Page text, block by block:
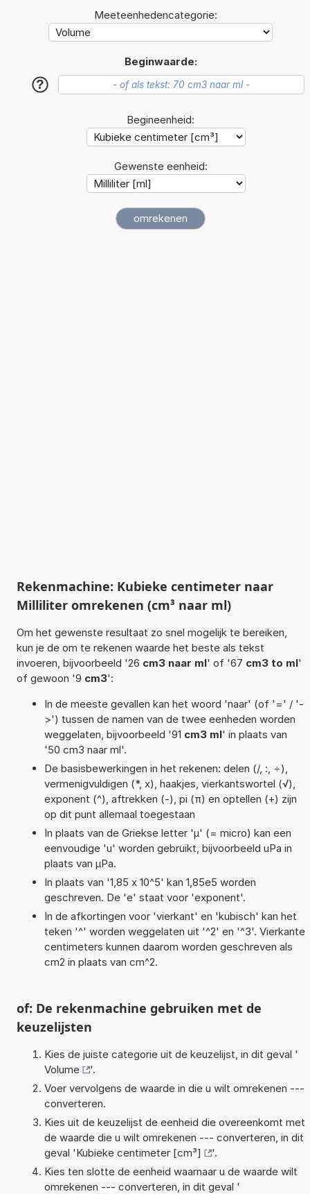
Meeteenhedencategorie:
Beginwaarde:
?
Begineenheid:
Gewenste eenheid:
Rekenmachine: Kubieke centimeter naar
Milliliter omrekenen (cm³ naar ml)
Om het gewenste resultaat zo snel mogelijk te bereiken,
kun je de om te rekenen waarde het beste als tekst
invoeren, bijvoorbeeld '26 cm3 naar ml' of '67 cm3 to ml'
of gewoon '9 cm3':
In de meeste gevallen kan het woord 'naar' (of '=' / '-
>') tussen de namen van de twee eenheden worden
weggelaten, bijvoorbeeld '91 cm3 ml' in plaats van
'50 cm3 naar ml'.
De basisbewerkingen in het rekenen: delen (/, :, ÷),
vermenigvuldigen (*, x), haakjes, vierkantswortel (√),
exponent (^), aftrekken (-), pi (π) en optellen (+) zijn
op dit punt allemaal toegestaan
In plaats van de Griekse letter 'µ' (= micro) kan een
eenvoudige 'u' worden gebruikt, bijvoorbeeld uPa in
plaats van µPa.
In plaats van '1,85 x 10^5' kan 1,85e5 worden
geschreven. De 'e' staat voor 'exponent'.
In de afkortingen voor 'vierkant' en 'kubisch' kan het
teken '^' worden weggelaten uit '^2' en '^3'. Vierkante
centimeters kunnen daarom worden geschreven als
cm2 in plaats van cm^2.
of: De rekenmachine gebruiken met de
keuzelijsten
Kies de juiste categorie uit de keuzelijst, in dit geval '
Volume
'.
Voer vervolgens de waarde in die u wilt omrekenen ---
converteren.
Kies uit de keuzelijst de eenheid die overeenkomt met
de waarde die u wilt omrekenen --- converteren, in dit
geval 'Kubieke centimeter [cm³]
'.
Kies ten slotte de eenheid waarnaar u de waarde wilt
omrekenen --- converteren, in dit geval '